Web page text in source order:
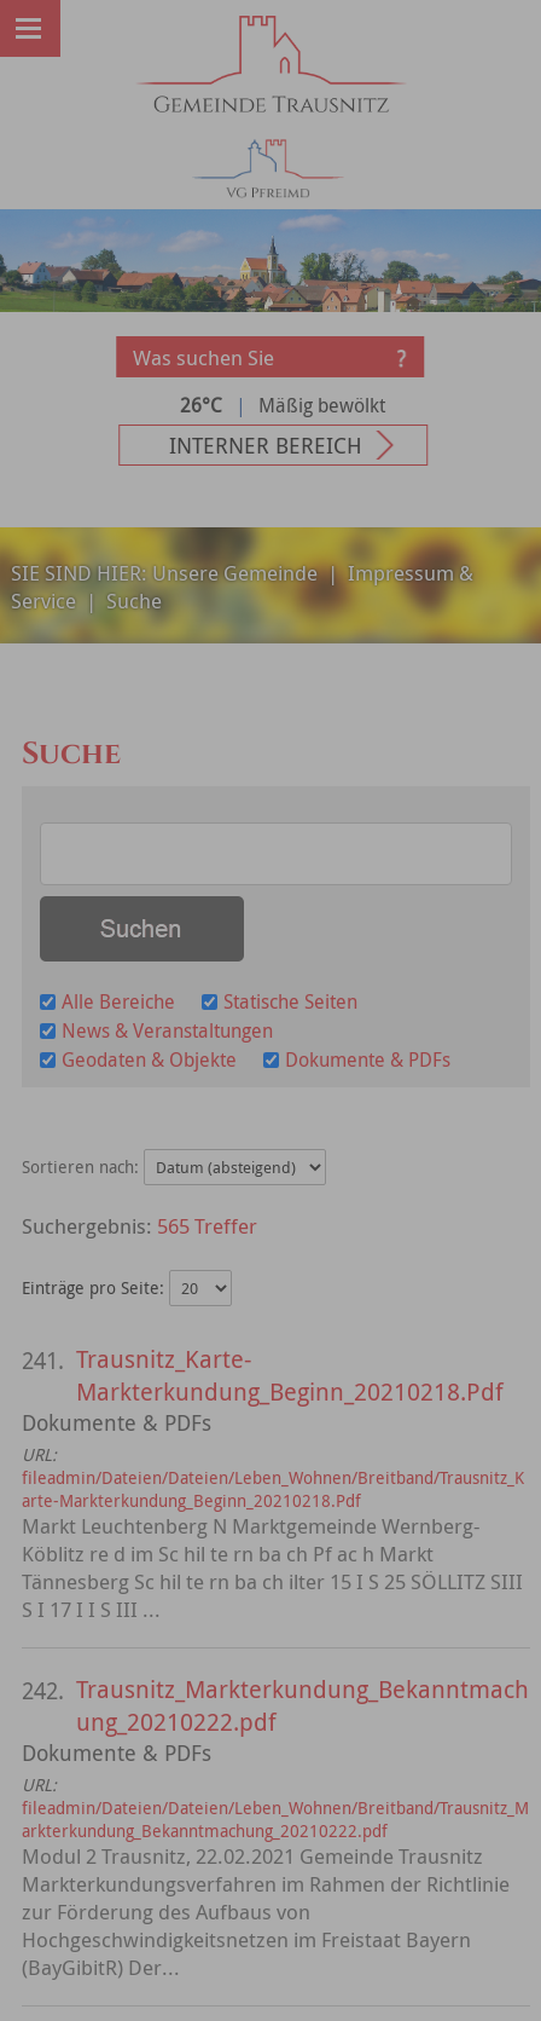
26°C | Mäßig bewölkt
INTERNER BEREICH
SIE SIND HIER:Unsere Gemeinde|Impressum &
Service | Suche
Suche
Alle Bereiche
Statische Seiten
News & Veranstaltungen
Geodaten & Objekte
Dokumente & PDFs
Sortieren nach:
565 Treffer
Einträge pro Seite:
241. Trausnitz_Karte-
Markterkundung_Beginn_20210218.Pdf
Dokumente & PDFs
URL:
fileadmin/Dateien/Dateien/Leben_Wohnen/Breitband/Trausnitz_K
arte-Markterkundung_Beginn_20210218.Pdf
Markt Leuchtenberg N Marktgemeinde Wernberg-
Köblitz re d im Sc hil te rn ba ch Pf ac h Markt
Tännesberg Sc hil te rn ba ch ilter 15 I S 25 SÖLLITZ SIII
S I 17 I I S III ...
242. Trausnitz_Markterkundung_Bekanntmach
ung_20210222.pdf
Dokumente & PDFs
URL:
fileadmin/Dateien/Dateien/Leben_Wohnen/Breitband/Trausnitz_M
arkterkundung_Bekanntmachung_20210222.pdf
Modul 2 Trausnitz, 22.02.2021 Gemeinde Trausnitz
Markterkundungsverfahren im Rahmen der Richtlinie
zur Förderung des Aufbaus von
Hochgeschwindigkeitsnetzen im Freistaat Bayern
(BayGibitR) Der...